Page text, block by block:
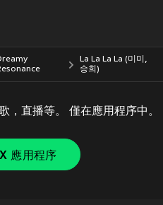
La La La La (미미,
승희)
，直播等。 僅在應用程序中。
應用程序